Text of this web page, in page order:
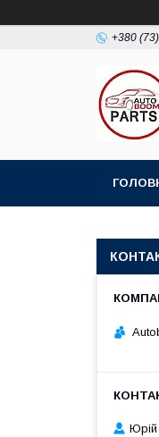
+380
Юрій